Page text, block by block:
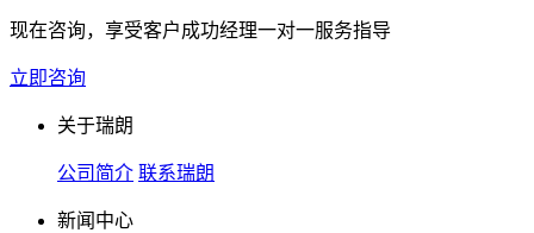
现在咨询，享受客户成功经理一对一服务指导
立即咨询
关于瑞朗
公司简介 联系瑞朗
新闻中心